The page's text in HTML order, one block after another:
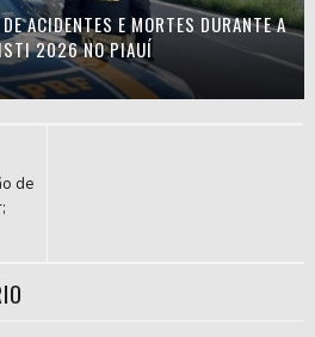
ACIDENTES E MORTES DURANTE A
2026 NO PIAUÍ
de